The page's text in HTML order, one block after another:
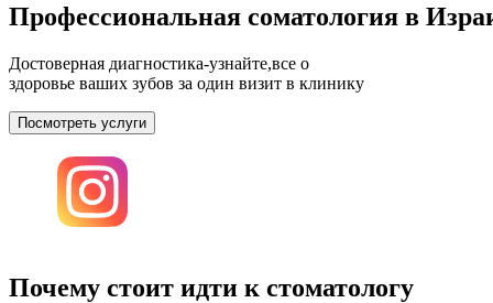
Профессиональная соматология в
Достоверная диагностика-узнайте,все о
здоровье ваших зубов за один визит в клинику
Посмотреть услуги
Почему cтоит идти к стоматологу